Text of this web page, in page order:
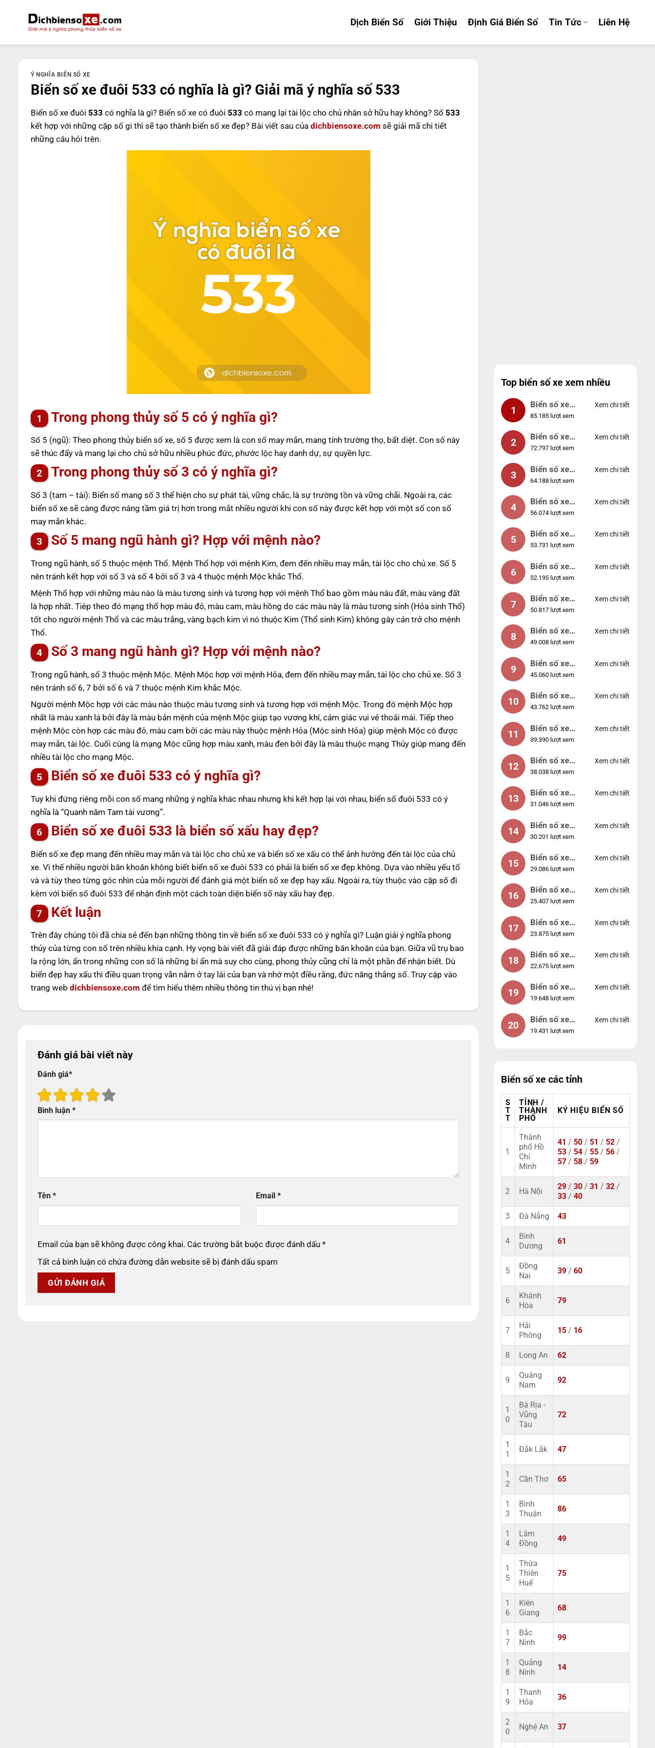
dung
Dịch Biển Số Giới Thiệu Định Giá Biển Số Tin Tức Liên Hệ
Ý NGHĨA BIỂN SỐ XE
Biển số xe đuôi 533 có nghĩa là gì? Giải mã ý nghĩa số 533
Biển số xe đuôi 533 có nghĩa là gì? Biển số xe có đuôi 533 có mang lại tài lộc cho chủ nhân sở hữu hay không? Số 533
kết hợp với những cặp số gì thì sẽ tạo thành biển số xe đẹp? Bài viết sau của dichbiensoxe.com sẽ giải mã chi tiết
những câu hỏi trên.
Trong phong thủy số 5 có ý nghĩa gì?
Số 5 (ngũ): Theo phong thủy biển số xe, số 5 được xem là con số may mắn, mang tính trường thọ, bất diệt. Con số này
sẽ thúc đẩy và mang lại cho chủ sở hữu nhiều phúc đức, phước lộc hay danh dự, sự quyền lực.
Trong phong thủy số 3 có ý nghĩa gì?
Số 3 (tam – tài): Biển số mang số 3 thể hiện cho sự phát tài, vững chắc, là sự trường tồn và vững chãi. Ngoài ra, các
biển số xe sẽ càng được nâng tầm giá trị hơn trong mắt nhiều người khi con số này được kết hợp với một số con số
may mắn khác.
Số 5 mang ngũ hành gì? Hợp với mệnh nào?
Trong ngũ hành, số 5 thuộc mệnh Thổ. Mệnh Thổ hợp với mệnh Kim, đem đến nhiều may mắn, tài lộc cho chủ xe. Số 5
nên tránh kết hợp với số 3 và số 4 bởi số 3 và 4 thuộc mệnh Mộc khắc Thổ.
Mệnh Thổ hợp với những màu nào là màu tương sinh và tương hợp với mệnh Thổ bao gồm màu nâu đất, màu vàng đất
là hợp nhất. Tiêp theo đó mạng thổ hợp màu đỏ, màu cam, màu hồng do các màu này là màu tương sinh (Hỏa sinh Thổ)
tốt cho người mệnh Thổ và các màu trắng, vàng bạch kim vì nó thuộc Kim (Thổ sinh Kim) không gây cản trở cho mệnh
Thổ.
Số 3 mang ngũ hành gì? Hợp với mệnh nào?
Trong ngũ hành, số 3 thuộc mệnh Mộc. Mệnh Mộc hợp với mệnh Hỏa, đem đến nhiều may mắn, tài lộc cho chủ xe. Số 3
nên tránh số 6, 7 bởi số 6 và 7 thuộc mệnh Kim khắc Mộc.
Người mệnh Mộc hợp với các màu nào thuộc màu tương sinh và tương hợp với mệnh Mộc. Trong đó mệnh Mộc hợp
nhất là màu xanh lá bởi đây là màu bản mệnh của mệnh Mộc giúp tạo vương khí, cảm giác vui vẻ thoải mái. Tiếp theo
mệnh Mộc còn hợp các màu đỏ, màu cam bởi các màu này thuộc mệnh Hỏa (Mộc sinh Hỏa) giúp mệnh Mộc có được
may mắn, tài lộc. Cuối cùng là mạng Mộc cũng hợp màu xanh, màu đen bởi đây là màu thuộc mạng Thủy giúp mang đến
nhiều tài lộc cho mạng Mộc.
Biển số xe đuôi 533 có ý nghĩa gì?
Tuy khi đứng riêng mỗi con số mang những ý nghĩa khác nhau nhưng khi kết hợp lại với nhau, biển số đuôi 533 có ý
nghĩa là “Quanh năm Tam tài vương”.
Biển số xe đuôi 533 là biển số xấu hay đẹp?
Biển số xe đẹp mang đến nhiều may mắn và tài lộc cho chủ xe và biển số xe xấu có thể ảnh hưởng đến tài lộc của chủ
xe. Vì thế nhiều người băn khoăn không biết biển số xe đuôi 533 có phải là biển số xe đẹp không. Dựa vào nhiều yếu tố
và và tùy theo từng góc nhìn của mỗi người để đánh giá một biển số xe đẹp hay xấu. Ngoài ra, tùy thuộc vào cặp số đi
kèm với biển số đuôi 533 để nhận định một cách toàn diện biển số này xấu hay đẹp.
Kết luận
Trên đây chúng tôi đã chia sẻ đến bạn những thông tin về biển số xe đuôi 533 có ý nghĩa gì? Luận giải ý nghĩa phong
thủy của từng con số trên nhiều khía cạnh. Hy vọng bài viết đã giải đáp được những băn khoăn của bạn. Giữa vũ trụ bao
la rộng lớn, ẩn trong những con số là những bí ẩn mà suy cho cùng, phong thủy cũng chỉ là một phần để nhận biết. Dù
biển đẹp hay xấu thì điều quan trọng vẫn nằm ở tay lái của bạn và nhớ một điều rằng, đức năng thắng số. Truy cập vào
trang web dichbiensoxe.com để tìm hiểu thêm nhiều thông tin thú vị bạn nhé!
Đánh giá bài viết này
Đánh giá*
Bình luận *
Tên * Email *
Email của bạn sẽ không được công khai. Các trường bắt buộc được đánh dấu *
Tất cả bình luận có chứa đường dẫn website sẽ bị đánh dấu spam
Top biển số xe xem nhiều
1
Biển số xe
99999
85.185 lượt xem
Xem chi tiết
2
Biển số xe
04953
72.797 lượt xem
Xem chi tiết
3
Biển số xe
88888
64.188 lượt xem
Xem chi tiết
4
Biển số xe
12345
56.074 lượt xem
Xem chi tiết
5
Biển số xe
66666
53.731 lượt xem
Xem chi tiết
6
Biển số xe
11111
52.195 lượt xem
Xem chi tiết
7
Biển số xe
44444
50.817 lượt xem
Xem chi tiết
8
Biển số xe
77777
49.008 lượt xem
Xem chi tiết
9
Biển số xe
55555
45.060 lượt xem
Xem chi tiết
10
Biển số xe
56789
43.762 lượt xem
Xem chi tiết
11
Biển số xe
01234
39.390 lượt xem
Xem chi tiết
12
Biển số xe
33333
38.038 lượt xem
Xem chi tiết
13
Biển số xe
22222
31.046 lượt xem
Xem chi tiết
14
Biển số xe
14953
30.201 lượt xem
Xem chi tiết
15
Biển số xe
24953
29.086 lượt xem
Xem chi tiết
16
Biển số xe
49053
25.407 lượt xem
Xem chi tiết
17
Biển số xe
44953
23.875 lượt xem
Xem chi tiết
18
Biển số xe
74953
22.675 lượt xem
Xem chi tiết
19
Biển số xe
99998
19.648 lượt xem
Xem chi tiết
20
Biển số xe
25525
19.431 lượt xem
Xem chi tiết
Biển số xe các tỉnh
S
T
T
TỈNH /
THÀNH
PHỐ
KÝ HIỆU BIỂN SỐ
1
Thành
phố Hồ
Chí
Minh
41 / 50 / 51 / 52 /
53 / 54 / 55 / 56 /
57 / 58 / 59
2 Hà Nội
29 / 30 / 31 / 32 /
33 / 40
3 Đà Nẵng 43
4
Bình
Dương
61
5
Đồng
Nai
39 / 60
6
Khánh
Hòa
79
7
Hải
Phòng
15 / 16
8 Long An 62
9
Quảng
Nam
92
1
0
Bà Rịa -
Vũng
Tàu
72
1
1
Đắk Lắk 47
1
2
Cần Thơ 65
1
3
Bình
Thuận
86
1
4
Lâm
Đồng
49
1
5
Thừa
Thiên
Huế
75
1
6
Kiên
Giang
68
1
7
Bắc
Ninh
99
1
8
Quảng
Ninh
14
1
9
Thanh
Hóa
36
2
0
Nghệ An 37